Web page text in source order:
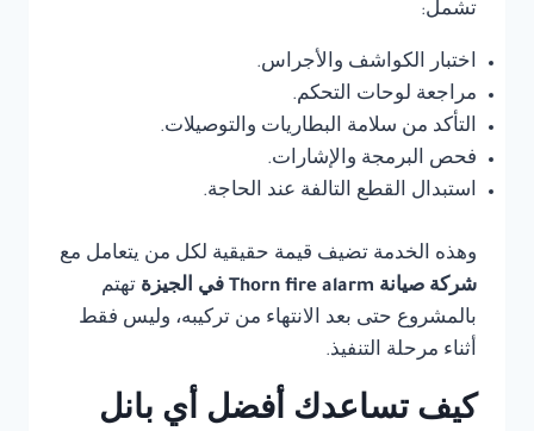
تشمل:
اختبار الكواشف والأجراس.
مراجعة لوحات التحكم.
التأكد من سلامة البطاريات والتوصيلات.
فحص البرمجة والإشارات.
استبدال القطع التالفة عند الحاجة.
وهذه الخدمة تضيف قيمة حقيقية لكل من يتعامل مع
شركة صيانة Thorn fire alarm في الجيزة
تهتم
بالمشروع حتى بعد الانتهاء من تركيبه، وليس فقط
أثناء مرحلة التنفيذ.
كيف تساعدك أفضل أي بانل